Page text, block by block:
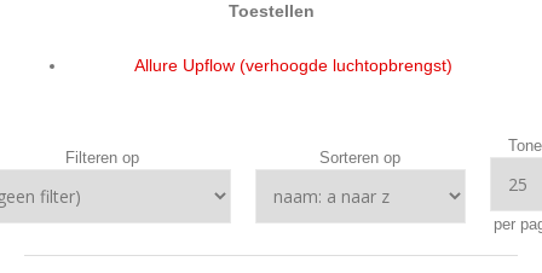
Toestellen
Allure Upflow (verhoogde luchtopbrengst)
Filteren op Sorteren op
per